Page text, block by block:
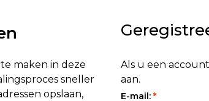
maken in deze
sneller
opslaan,
Als u een
aan.
E-mail: *